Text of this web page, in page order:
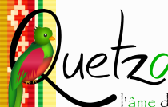
Passer
au
contenu